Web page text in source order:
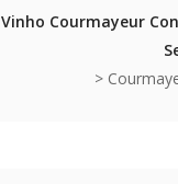
Vinho Courmayeur
>